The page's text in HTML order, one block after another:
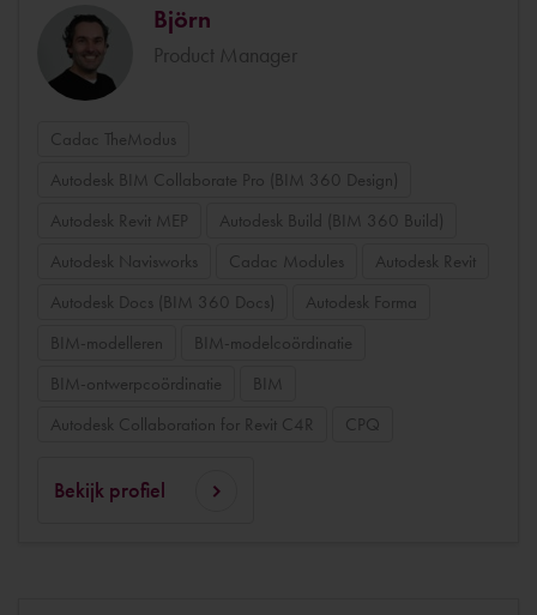
Björn
Product Manager
Cadac TheModus
Autodesk BIM Collaborate Pro (BIM 360 Design)
Autodesk Revit MEP
Autodesk Build (BIM 360 Build)
Autodesk Navisworks
Cadac Modules
Autodesk Revit
Autodesk Docs (BIM 360 Docs)
Autodesk Forma
BIM-modelleren
BIM-modelcoördinatie
BIM-ontwerpcoördinatie
BIM
Autodesk Collaboration for Revit C4R
CPQ
Bekijk profiel